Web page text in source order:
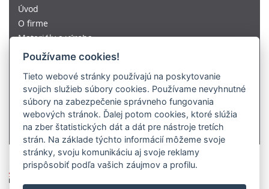
Úvod
O firme
Materiály a výroba
Výskum a vývoj
Tím Aries
Médiá
Kariéra
Kontakty
© 1991-2026 ARIES SLOVAKIA s.r.o.
Používame cookies!
Tieto webové stránky používajú na poskytovanie
svojich služieb súbory cookies. Používame nevyhnutné
súbory na zabezpečenie správneho fungovania
webových stránok. Ďalej potom cookies, ktoré slúžia
na zber štatistických dát a dát pre nástroje tretích
strán. Na základe týchto informácií môžeme svoje
stránky, svoju komunikáciu aj svoje reklamy
prispôsobiť podľa vašich záujmov a profilu.